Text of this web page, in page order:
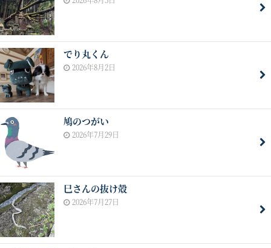
でり丸くん
2026年8月2日
鳩のつがい
2026年7月29日
巳さんの抜け殻
2026年7月27日